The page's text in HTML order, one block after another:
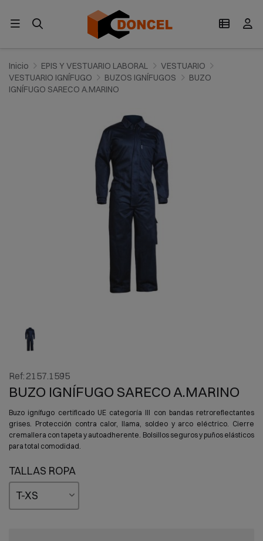
Inicio EPIS Y VESTUARIO LABORAL
VESTUARIO
VESTUARIO IGNÍFUGO
BUZOS IGNÍFUGOS
BUZO
IGNÍFUGO SARECO A.MARINO
Ref:2157.1595
BUZO IGNÍFUGO SARECO A.MARINO
Buzo ignífugo certificado UE categoría III con bandas retroreflectantes
grises. Protección contra calor, llama, soldeo y arco eléctrico. Cierre
cremallera con tapeta y autoadherente. Bolsillos seguros y puños elásticos
para total comodidad.
TALLAS ROPA